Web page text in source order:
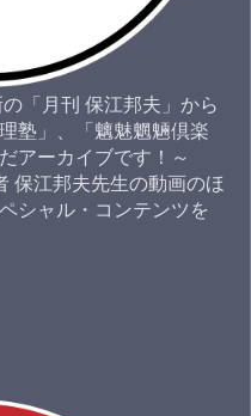
「月刊 保江邦夫」から
塾」、「魑魅魍魎倶楽
アーカイブです！～
保江邦夫先生の動画のほ
シャル・コンテンツを